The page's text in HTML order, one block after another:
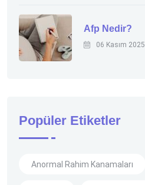
Afp Nedir?
06 Kasım 2025
Popüler Etiketler
Anormal Rahim Kanamaları